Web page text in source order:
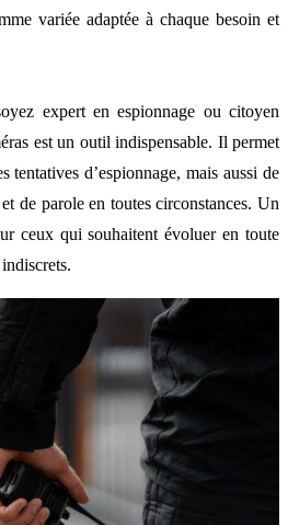
variée adaptée à chaque besoin et
expert en espionnage ou citoyen
est un outil indispensable. Il permet
tentatives d’espionnage, mais aussi de
de parole en toutes circonstances. Un
ceux qui souhaitent évoluer en toute